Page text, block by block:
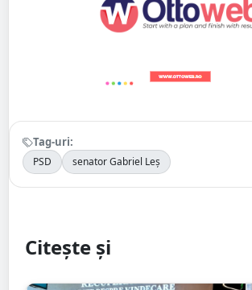
Tag-uri:
PSD senator Gabriel Leș
Citește și